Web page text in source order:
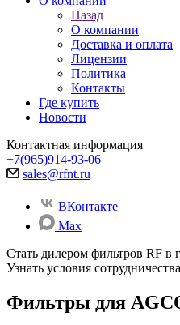
Назад
О компании
Доставка и оплата
Лицензии
Политика
Контакты
Где купить
Новости
Контактная информация
+7(965)914-93-06
sales@rfnt.ru
ВКонтакте
Max
Стать дилером фильтров RF в
Узнать условия сотрудничества
Фильтры для